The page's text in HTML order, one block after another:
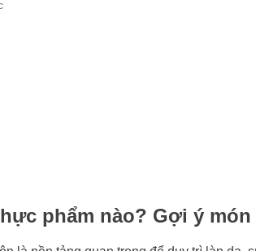
phẩm nào? Gợi ý món